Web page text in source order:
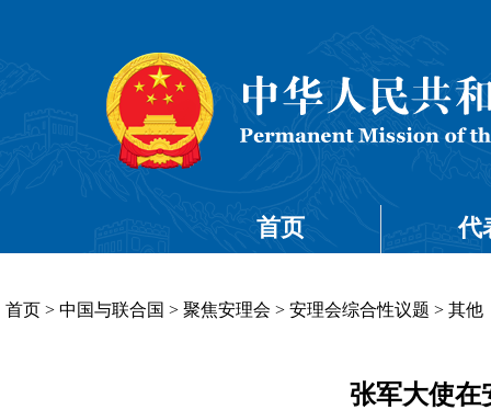
首页 代
首页 > 中国与联合国 > 聚焦安理会 > 安理会综合性议题 > 其他
张军大使在